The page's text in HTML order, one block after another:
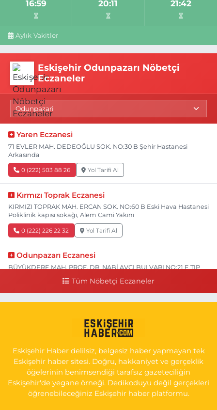
16:59 20:11 21:42
Aylık Vakitler
Eskişehir Odunpazarı Nöbetçi
Eczaneler
Yaren Eczanesi
71 EVLER MAH. DEDEOĞLU SOK. NO:30 B Şehir Hastanesi
Arkasında
0 (222) 503 88 26 Yol Tarifi Al
Kırmızı Toprak Eczanesi
KIRMIZI TOPRAK MAH. ERCAN SOK. NO:60 B Eski Hava Hastanesi
Poliklinik kapısı sokağı, Alem Cami Yakını
0 (222) 226 22 32 Yol Tarifi Al
Odunpazarı Eczanesi
BÜYÜKDERE MAH. PROF. DR. NABİ AVCI BULVARI NO:21 E TIP
YENİDOĞAN MH.ŞEHİT SERKAN ÖZAYDIN CD.8 B ESKİ DEVLET
0 (222) 237 75 17 Yol Tarifi Al
Tüm Nöbetçi Eczaneler
Eskişehir Haber delilsiz, belgesiz haber yapmayan tek
Eskişehir haber sitesi. Doğru, hakkaniyet ve gerçeklik
öğelerinin benimsendiği tarafsız gazeteciliğin
Eskişehir'de yegane örneği. Dedikoduyu değil gerçekleri
öğrenebileceğiniz Eskişehir haber platformu.